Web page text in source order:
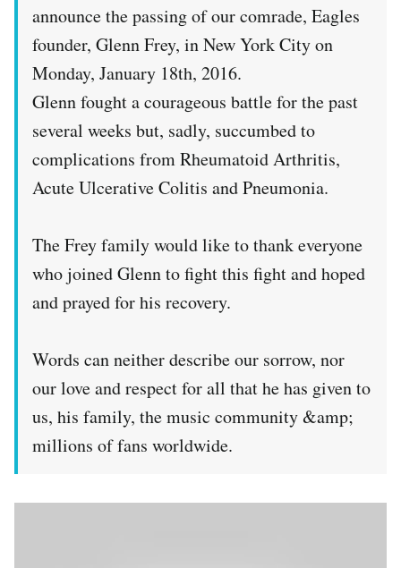
announce the passing of our comrade, Eagles
founder, Glenn Frey, in New York City on
Monday, January 18th, 2016.
Glenn fought a courageous battle for the past
several weeks but, sadly, succumbed to
complications from Rheumatoid Arthritis,
Acute Ulcerative Colitis and Pneumonia.
The Frey family would like to thank everyone
who joined Glenn to fight this fight and hoped
and prayed for his recovery.
Words can neither describe our sorrow, nor
our love and respect for all that he has given to
us, his family, the music community &amp;
millions of fans worldwide.